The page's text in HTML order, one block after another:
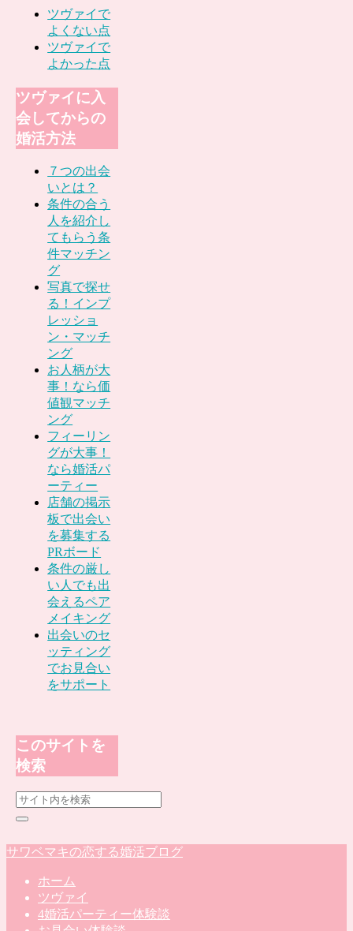
ツヴァイで
よくない点
ツヴァイで
よかった点
ツヴァイに入
会してからの
婚活方法
７つの出会
いとは？
条件の合う
人を紹介し
てもらう条
件マッチン
グ
写真で探せ
る！インプ
レッショ
ン・マッチ
ング
お人柄が大
事！なら価
値観マッチ
ング
フィーリン
グが大事！
なら婚活パ
ーティー
店舗の掲示
板で出会い
を募集する
PRボード
条件の厳し
い人でも出
会えるペア
メイキング
出会いのセ
ッティング
でお見合い
をサポート
このサイトを
検索
サワベマキの恋する婚活ブログ
ホーム
ツヴァイ
4婚活パーティー体験談